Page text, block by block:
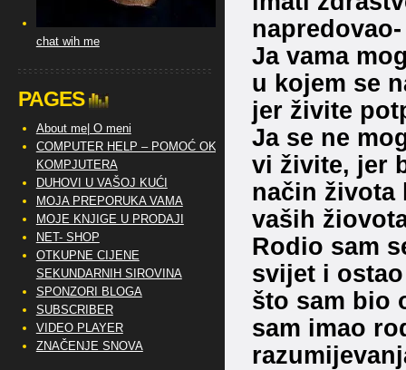
Ja vama
u kojem se
jer živite
Ja se ne
vi živite, jer
način života
vaših
Rodio sam
svijet i
što sam bio
sam imao
chat wih me
PAGES
About me| O meni
COMPUTER HELP – POMOĆ OKO
KOMPJUTERA
DUHOVI U VAŠOJ KUĆI
MOJA PREPORUKA VAMA
MOJE KNJIGE U PRODAJI
NET- SHOP
OTKUPNE CIJENE
SEKUNDARNIH SIROVINA
SPONZORI BLOGA
SUBSCRIBER
VIDEO PLAYER
ZNAČENJE SNOVA